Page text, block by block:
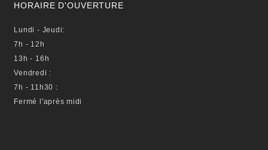
HORAIRE D'OUVERTURE
Lundi - Jeudi:
7h - 12h
13h - 16h
Vendredi :
7h - 11h30 :
Fermé l'après midi